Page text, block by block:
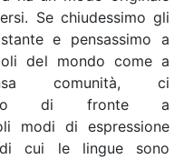
Se chiudessimo gli
e pensassimo a
del mondo come a
comunità, ci
di fronte a
modi di espressione
di cui le lingue sono